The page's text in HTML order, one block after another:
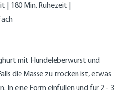
| 180 Min. Ruhezeit |
mit Hundeleberwurst und
die Masse zu trocken ist, etwas
In eine Form einfüllen und für 2 - 3